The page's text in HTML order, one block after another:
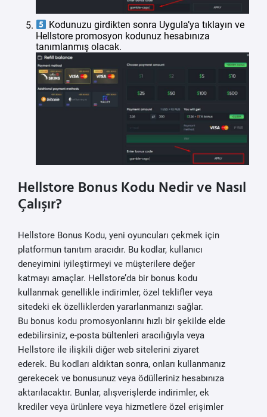
Kodunuzu girdikten sonra Uygula’ya tıklayın ve
Hellstore promosyon kodunuz hesabınıza
tanımlanmış olacak.
Hellstore Bonus Kodu Nedir ve Nasıl
Çalışır?
Hellstore Bonus Kodu, yeni oyuncuları çekmek için
platformun tanıtım aracıdır. Bu kodlar, kullanıcı
deneyimini iyileştirmeyi ve müşterilere değer
katmayı amaçlar. Hellstore’da bir bonus kodu
kullanmak genellikle indirimler, özel teklifler veya
sitedeki ek özelliklerden yararlanmanızı sağlar.
Bu bonus kodu promosyonlarını hızlı bir şekilde elde
edebilirsiniz, e-posta bültenleri aracılığıyla veya
Hellstore ile ilişkili diğer web sitelerini ziyaret
ederek. Bu kodları aldıktan sonra, onları kullanmanız
gerekecek ve bonusunuz veya ödülleriniz hesabınıza
aktarılacaktır. Bunlar, alışverişlerde indirimler, ek
krediler veya ürünlere veya hizmetlere özel erişimler